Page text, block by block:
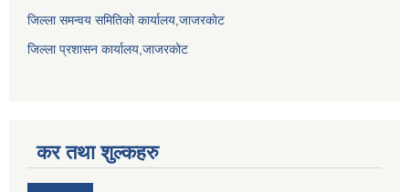
जिल्ला समन्वय समितिको कार्यालय,जाजरकाेट
जिल्ला प्रशासन कार्यालय,जाजरकोट
कर तथा शुल्कहरु